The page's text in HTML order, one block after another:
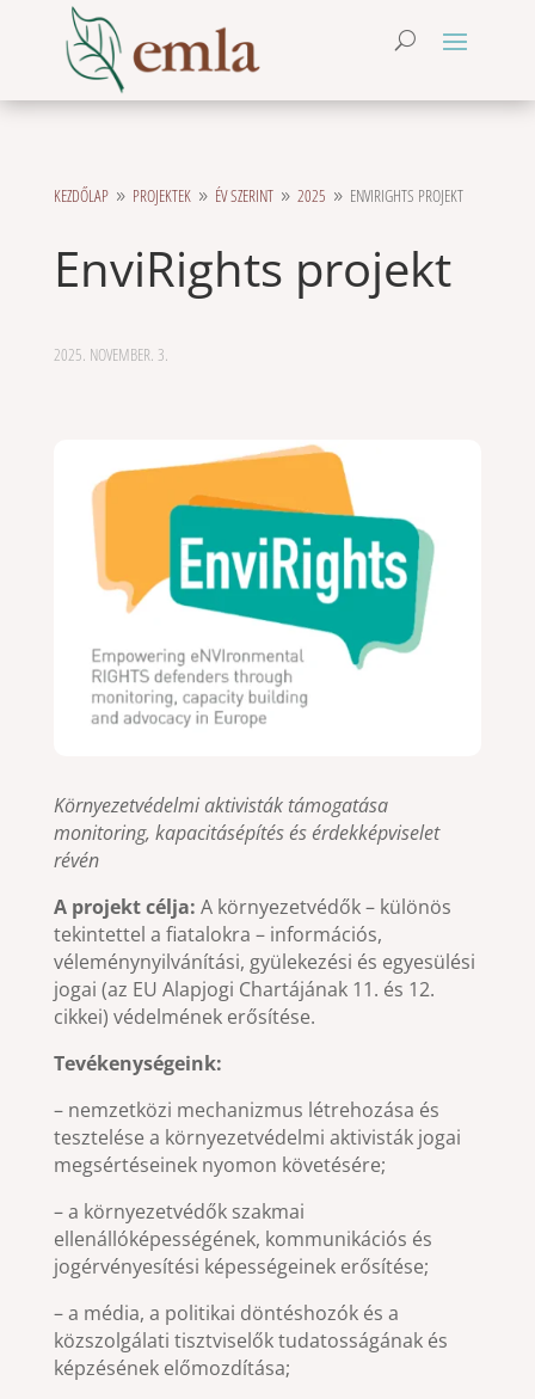
KEZDŐLAP 9 PROJEKTEK 9 ÉV SZERINT 9 2025 9 ENVIRIGHTS PROJEKT
EnviRights projekt
2025. NOVEMBER. 3.
Környezetvédelmi aktivisták támogatása
monitoring, kapacitásépítés és érdekképviselet
révén
A projekt célja: A környezetvédők – különös
tekintettel a fiatalokra – információs,
véleménynyilvánítási, gyülekezési és egyesülési
jogai (az EU Alapjogi Chartájának 11. és 12.
cikkei) védelmének erősítése.
Tevékenységeink:
– nemzetközi mechanizmus létrehozása és
tesztelése a környezetvédelmi aktivisták jogai
megsértéseinek nyomon követésére;
– a környezetvédők szakmai
ellenállóképességének, kommunikációs és
jogérvényesítési képességeinek erősítése;
– a média, a politikai döntéshozók és a
közszolgálati tisztviselők tudatosságának és
képzésének előmozdítása;